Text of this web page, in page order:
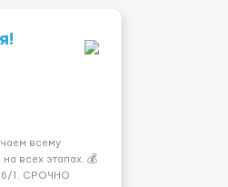
всему
всех этапах. 💰
6/1. СРОЧНО